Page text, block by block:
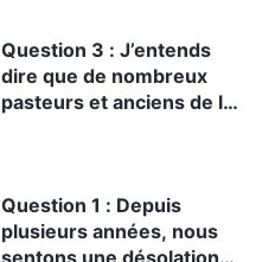
nom du Seigneur ne peut
pas changer ! Mais vous
dites que le nom du
expliquer cela ?
Question 3 : J’entends
dire que de nombreux
pasteurs et anciens de la
croyez est un homme et
non pas Jésus-Christ.
Question 1 : Depuis
plusieurs années, nous